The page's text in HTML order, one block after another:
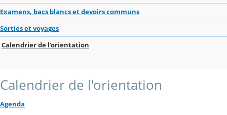
Examens, bacs blancs et devoirs communs
Sorties et voyages
Calendrier de l'orientation
Calendrier de l'orientation
Agenda